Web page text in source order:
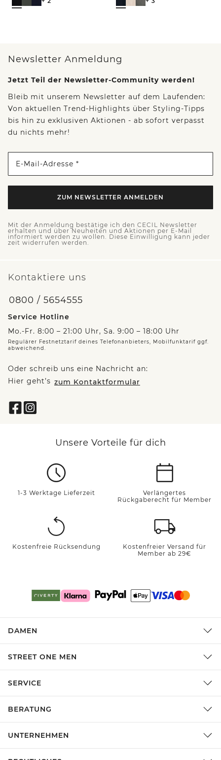
Newsletter Anmeldung
Jetzt Teil der Newsletter-Community werden!
Bleib mit unserem Newsletter auf dem Laufenden:
Von aktuellen Trend-Highlights über Styling-Tipps
bis hin zu exklusiven Aktionen - ab sofort verpasst
du nichts mehr!
E-Mail-Adresse *
ZUM NEWSLETTER ANMELDEN
Mit der Anmeldung bestätige ich den CECIL Newsletter
erhalten und über Neuheiten und Aktionen per E-Mail
informiert werden zu wollen. Diese Einwilligung kann jeder
zeit widerrufen werden.
Kontaktiere uns
0800 / 5654555
Service Hotline
Mo.-Fr. 8:00 – 21:00 Uhr, Sa. 9:00 – 18:00 Uhr
Regulärer Festnetztarif deines Telefonanbieters, Mobilfunktarif ggf.
abweichend.
Oder schreib uns eine Nachricht an:
Hier geht’s zum Kontaktformular
Unsere Vorteile für dich
1-3 Werktage Lieferzeit
Verlängertes
Rückgaberecht für Member
Kostenfreie Rücksendung
Kostenfreier Versand für
Member ab 29€
DAMEN
STREET ONE MEN
SERVICE
BERATUNG
UNTERNEHMEN